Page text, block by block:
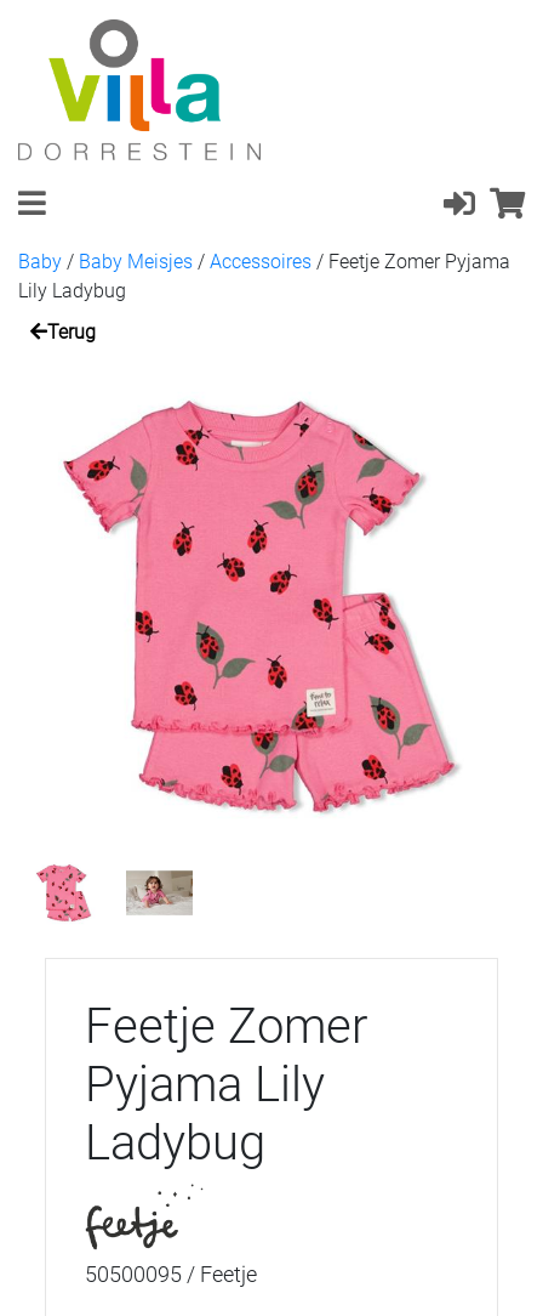
Baby / Baby Meisjes / Accessoires / Feetje Zomer Pyjama
Lily Ladybug
Terug
Feetje Zomer
Pyjama Lily
Ladybug
50500095 / Feetje